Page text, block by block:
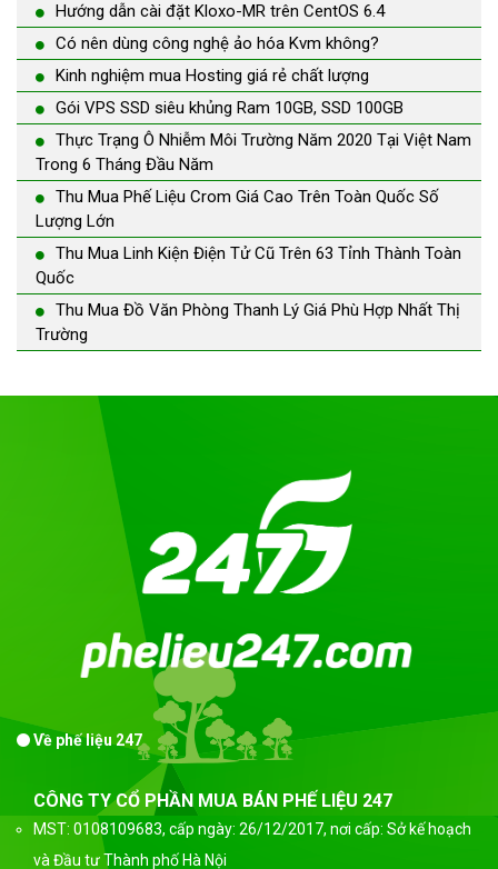
Hướng dẫn cài đặt Kloxo-MR trên CentOS 6.4
Có nên dùng công nghệ ảo hóa Kvm không?
Kinh nghiệm mua Hosting giá rẻ chất lượng
Gói VPS SSD siêu khủng Ram 10GB, SSD 100GB
Thực Trạng Ô Nhiễm Môi Trường Năm 2020 Tại Việt Nam
Trong 6 Tháng Đầu Năm
Thu Mua Phế Liệu Crom Giá Cao Trên Toàn Quốc Số
Lượng Lớn
Thu Mua Linh Kiện Điện Tử Cũ Trên 63 Tỉnh Thành Toàn
Quốc
Thu Mua Đồ Văn Phòng Thanh Lý Giá Phù Hợp Nhất Thị
Trường
Về phế liệu 247
CÔNG TY CỔ PHẦN MUA BÁN PHẾ LIỆU 247
MST: 0108109683, cấp ngày: 26/12/2017, nơi cấp: Sở kế hoạch
và Đầu tư Thành phố Hà Nội